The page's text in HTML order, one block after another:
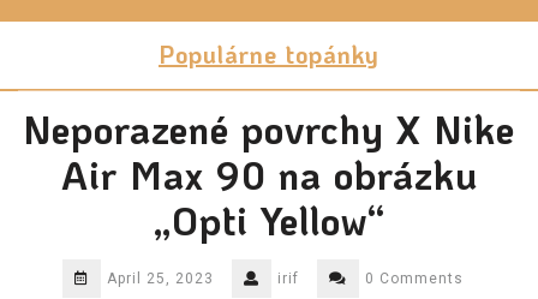
Populárne topánky
Neporazené povrchy X Nike
Air Max 90 na obrázku
„Opti Yellow“
April 25, 2023 irif 0 Comments